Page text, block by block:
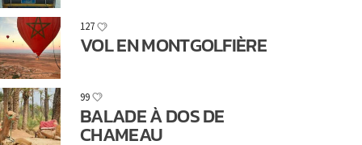
127
VOL EN MONTGOLFIÈRE
99
BALADE À DOS DE
CHAMEAU